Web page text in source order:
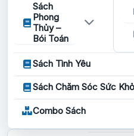
Sách
Phong
Thủy –
Bói Toán
Sách Tình Yêu
Sách Chăm Sóc Sức
Combo Sách